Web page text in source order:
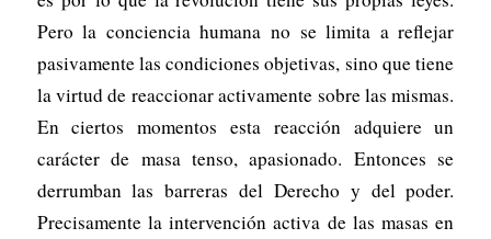
Pero la conciencia humana no se limita a reflejar
pasivamente las condiciones objetivas, sino que tiene
la virtud de reaccionar activamente sobre las mismas.
En ciertos momentos esta reacción adquiere un
carácter de masa tenso, apasionado. Entonces se
derrumban las barreras del Derecho y del poder.
Precisamente la intervención activa de las masas en